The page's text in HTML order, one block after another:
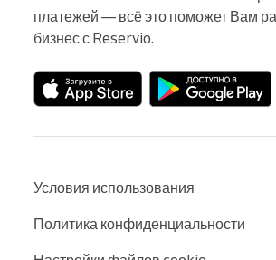
платежей — всё это поможет Вам
бизнес с Reservio.
Условия использования
Политика конфиденциальности